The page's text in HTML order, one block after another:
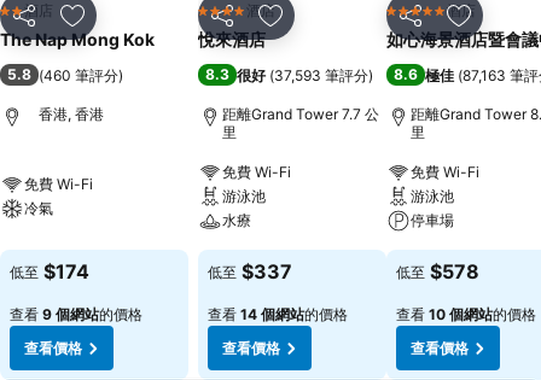
分享 放到收藏夾
2 星級酒店
The Nap Mong Kok
5.8 (460 筆評分)
香港, 香港
免費 Wi-Fi
冷氣
低至 $174
查看 9 個網站的價格
查看價格
分享 放到收藏夾
4 星級 酒店
悅來酒店
8.3 很好 (37,593 筆評分)
距離Grand Tower 7.7 公
里
免費 Wi-Fi
游泳池
水療
低至 $337
查看 14 個網站的價格
查看價格
分享 放到收藏
5 星級 酒店
如心海景酒店暨會
8.6 極佳 (87,163 筆
距離Grand Tower
里
免費 Wi-Fi
游泳池
停車場
低至 $578
查看 10 個網站的價格
查看價格